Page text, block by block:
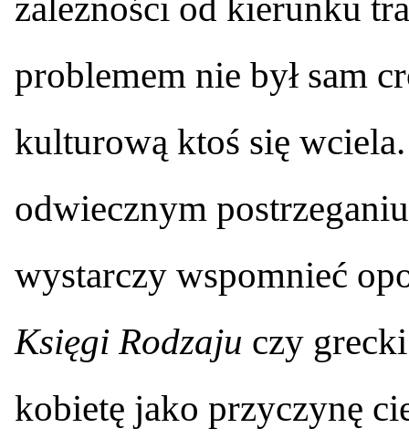
zależności od kierunku
problemem nie był sam
kulturową ktoś się
odwiecznym
wystarczy wspomnieć
Księgi Rodzaju czy
kobietę jako przyczynę